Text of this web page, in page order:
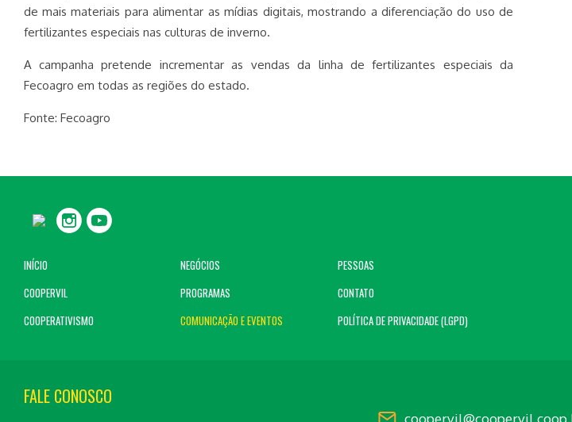
de mais materiais para alimentar as mídias digitais, mostrando a diferenciação do uso de
fertilizantes especiais nas culturas de inverno.
A campanha pretende incrementar as vendas da linha de fertilizantes especiais da
Fecoagro em todas as regiões do estado.
Fonte: Fecoagro
INÍCIO NEGÓCIOS
PESSOAS
COOPERVIL
PROGRAMAS
CONTATO
COOPERATIVISMO
COMUNICAÇÃO E EVENTOS POLÍTICA DE PRIVACIDADE (LGPD)
FALE CONOSCO